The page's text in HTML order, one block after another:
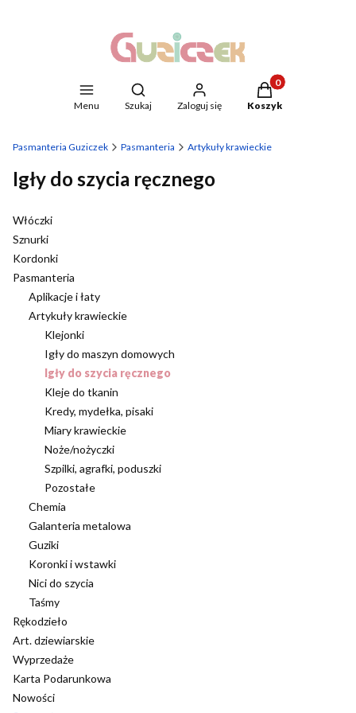
Menu
Otwórz wyszukiwarkę
Szukaj Zaloguj się
Produkty w
Koszyk
Pasmanteria Guziczek Pasmanteria Artykuły krawieckie
Igły do szycia ręcznego
Włóczki
Sznurki
Kordonki
Pasmanteria
Aplikacje i łaty
Artykuły krawieckie
Klejonki
Igły do maszyn domowych
Igły do szycia ręcznego
Kleje do tkanin
Kredy, mydełka, pisaki
Miary krawieckie
Noże/nożyczki
Szpilki, agrafki, poduszki
Pozostałe
Chemia
Galanteria metalowa
Guziki
Koronki i wstawki
Nici do szycia
Taśmy
Rękodzieło
Art. dziewiarskie
Wyprzedaże
Karta Podarunkowa
Nowości